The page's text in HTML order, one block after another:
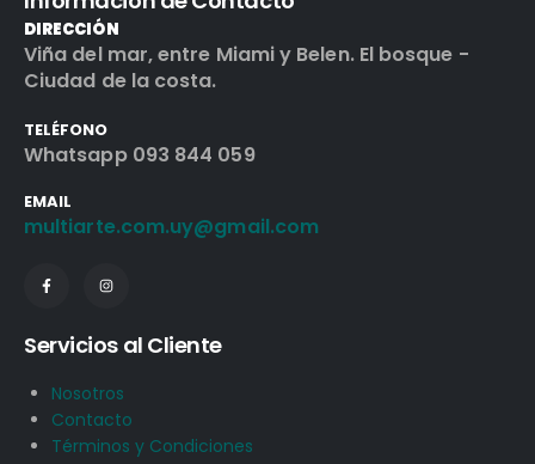
DIRECCIÓN
Viña del mar, entre Miami y Belen. El bosque -
Ciudad de la costa.
TELÉFONO
Whatsapp 093 844 059
EMAIL
multiarte.com.uy@gmail.com
Servicios al Cliente
Nosotros
Contacto
Términos y Condiciones